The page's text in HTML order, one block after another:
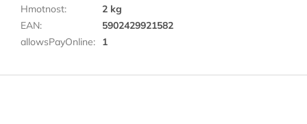
Hmotnost:
2 kg
EAN:
5902429921582
allowsPayOnline: 1